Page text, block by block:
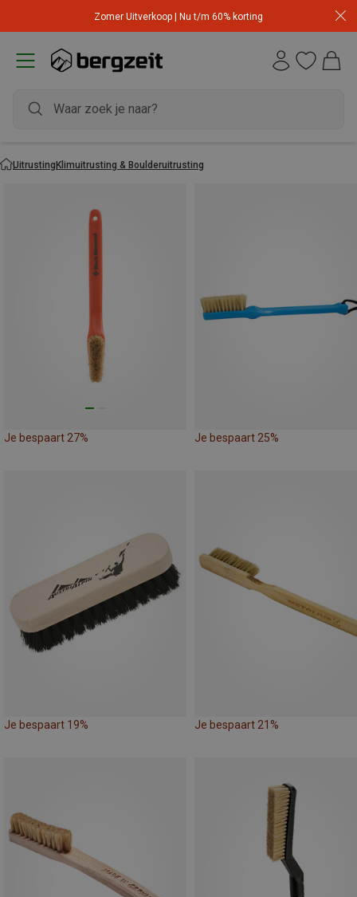
Zomer Uitverkoop | Nu t/m 60% korting
UitrustingKlimuitrusting & Boulderuitrusting
Je bespaart 27% Je bespaart 25%
Je bespaart 19% Je bespaart 21%